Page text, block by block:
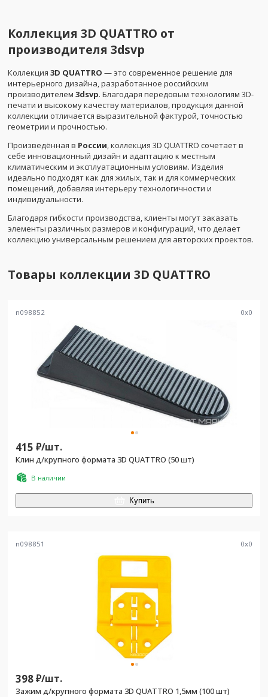
Коллекция 3D QUATTRO от
производителя 3dsvp
Коллекция 3D QUATTRO — это современное решение для
интерьерного дизайна, разработанное российским
производителем 3dsvp. Благодаря передовым технологиям 3D-
печати и высокому качеству материалов, продукция данной
коллекции отличается выразительной фактурой, точностью
геометрии и прочностью.
Произведённая в России, коллекция 3D QUATTRO сочетает в
себе инновационный дизайн и адаптацию к местным
климатическим и эксплуатационным условиям. Изделия
идеально подходят как для жилых, так и для коммерческих
помещений, добавляя интерьеру технологичности и
индивидуальности.
Благодаря гибкости производства, клиенты могут заказать
элементы различных размеров и конфигураций, что делает
коллекцию универсальным решением для авторских проектов.
Товары коллекции 3D QUATTRO
n098852 0x0
415 ₽/шт.
Клин д/крупного формата 3D QUATTRO (50 шт)
В наличии
Купить
n098851 0x0
398₽/шт.
Зажим д/крупного формата 3D QUATTRO 1,5мм (100 шт)